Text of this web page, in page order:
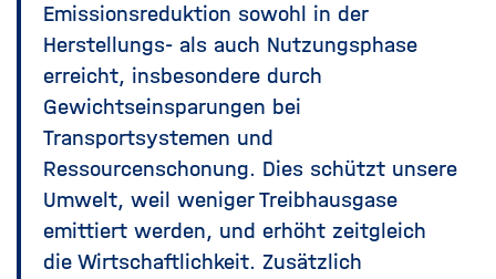
Emissionsreduktion sowohl in der
Herstellungs- als auch Nutzungsphase
erreicht, insbesondere durch
Gewichtseinsparungen bei
Transportsystemen und
Ressourcenschonung. Dies schützt unsere
Umwelt, weil weniger Treibhausgase
emittiert werden, und erhöht zeitgleich
die Wirtschaftlichkeit. Zusätzlich